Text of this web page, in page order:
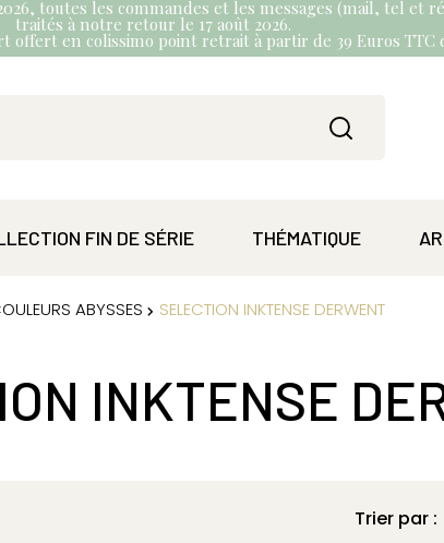
toutes les commandes et les messages (mail, tel et
traités à notre retour le 17 août 2026.
offert en colissimo point retrait à partir de 39 Euros TTC
FIN DE SÉRIE THÉMATIQUE
ABYSSES SELECTION INKTENSE DERWENT
INKTENSE
Trier par :